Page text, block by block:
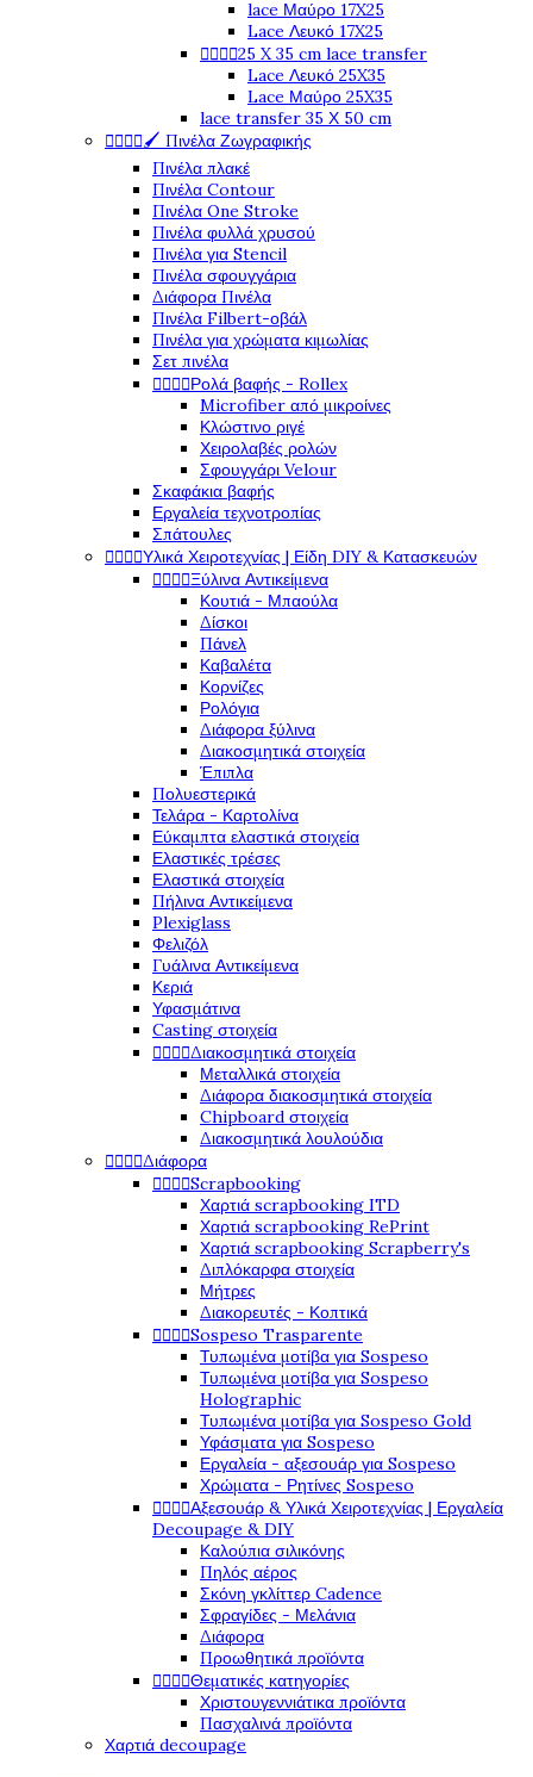
lace Μαύρο 17X25
Lace Λευκό 17X25
25 X 35 cm lace transfer
Lace Λευκό 25X35
Lace Μαύρο 25X35
lace transfer 35 Χ 50 cm
🖌️ Πινέλα Ζωγραφικής
Πινέλα πλακέ
Πινέλα Contour
Πινέλα One Stroke
Πινέλα φυλλά χρυσού
Πινέλα για Stencil
Πινέλα σφουγγάρια
Διάφορα Πινέλα
Πινέλα Filbert-οβάλ
Πινέλα για χρώματα κιμωλίας
Σετ πινέλα
Ρολά βαφής - Rollex
Microfiber από μικροίνες
Κλώστινο ριγέ
Χειρολαβές ρολών
Σφουγγάρι Velour
Σκαφάκια βαφής
Εργαλεία τεχνοτροπίας
Σπάτουλες
Υλικά Χειροτεχνίας | Είδη DIY & Κατασκευών
Ξύλινα Αντικείμενα
Κουτιά - Μπαούλα
Δίσκοι
Πάνελ
Καβαλέτα
Κορνίζες
Ρολόγια
Διάφορα ξύλινα
Διακοσμητικά στοιχεία
Έπιπλα
Πολυεστερικά
Τελάρα - Καρτολίνα
Εύκαμπτα ελαστικά στοιχεία
Ελαστικές τρέσες
Ελαστικά στοιχεία
Πήλινα Αντικείμενα
Plexiglass
Φελιζόλ
Γυάλινα Αντικείμενα
Κεριά
Υφασμάτινα
Casting στοιχεία
Διακοσμητικά στοιχεία
Μεταλλικά στοιχεία
Διάφορα διακοσμητικά στοιχεία
Chipboard στοιχεία
Διακοσμητικά λουλούδια
Διάφορα
Scrapbooking
Χαρτιά scrapbooking ITD
Χαρτιά scrapbooking RePrint
Χαρτιά scrapbooking Scrapberry's
Διπλόκαρφα στοιχεία
Μήτρες
Διακορευτές - Κοπτικά
Sospeso Trasparente
Τυπωμένα μοτίβα για Sospeso
Τυπωμένα μοτίβα για Sospeso
Holographic
Τυπωμένα μοτίβα για Sospeso Gold
Υφάσματα για Sospeso
Εργαλεία - αξεσουάρ για Sospeso
Χρώματα - Ρητίνες Sospeso
Αξεσουάρ & Υλικά Χειροτεχνίας | Εργαλεία
Decoupage & DIY
Καλούπια σιλικόνης
Πηλός αέρος
Σκόνη γκλίττερ Cadence
Σφραγίδες - Μελάνια
Διάφορα
Προωθητικά προϊόντα
Θεματικές κατηγορίες
Χριστουγεννιάτικα προϊόντα
Πασχαλινά προϊόντα
Χαρτιά decoupage